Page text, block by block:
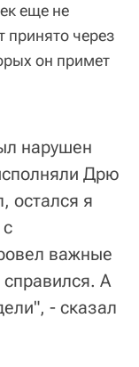
еще не
принято через
он примет
нарушен
Дрю
остался я
важные
А
- сказал